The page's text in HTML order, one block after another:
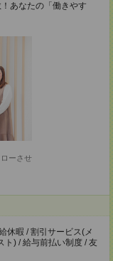
あなたの「働きやす
ーさせ
休暇 / 割引サービス(メ
ト) / 給与前払い制度 / 友